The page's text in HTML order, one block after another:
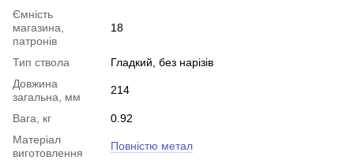
Ємність
магазина,
патронів
18
Тип ствола
Гладкий, без нарізів
Довжина
загальна, мм
214
Вага, кг
0.92
Матеріал
виготовлення
Повністю метал